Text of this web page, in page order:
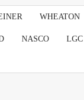
WHEATON
NASCO LGC